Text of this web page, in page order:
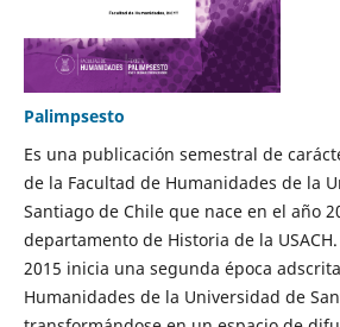
Palimpsesto
Es una publicación semestral de
de la Facultad de Humanidades de la
Santiago de Chile que nace en el año
departamento de Historia de la
2015 inicia una segunda época
Humanidades de la Universidad de